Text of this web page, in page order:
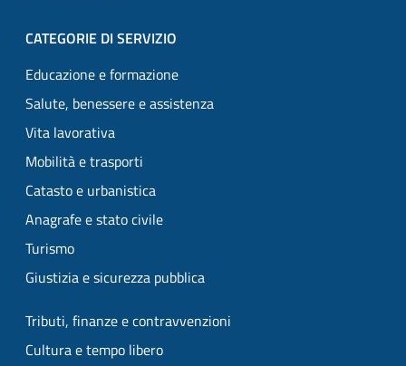
CATEGORIE DI SERVIZIO
Educazione e formazione
Salute, benessere e assistenza
Vita lavorativa
Mobilità e trasporti
Catasto e urbanistica
Anagrafe e stato civile
Turismo
Giustizia e sicurezza pubblica
Tributi, finanze e contravvenzioni
Cultura e tempo libero